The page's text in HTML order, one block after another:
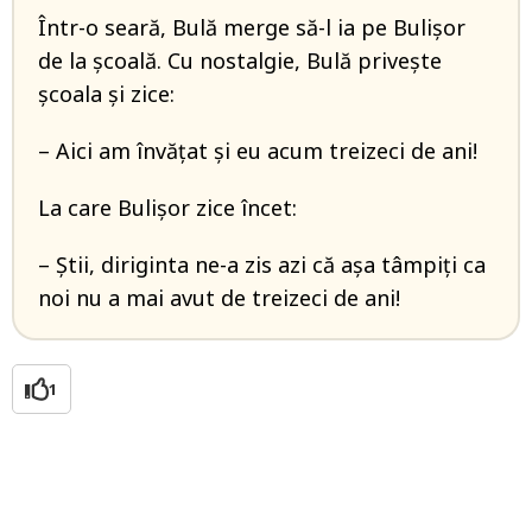
Într-o seară, Bulă merge să-l ia pe Bulișor
de la școală. Cu nostalgie, Bulă privește
școala și zice:
– Aici am învățat și eu acum treizeci de ani!
La care Bulișor zice încet:
– Știi, diriginta ne-a zis azi că așa tâmpiți ca
noi nu a mai avut de treizeci de ani!
1